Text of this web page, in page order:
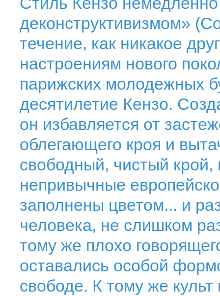
деконструктивизмом»
течение, как никакое
настроениям нового
парижских молодежных
десятилетие Кензо.
он избавляется от
облегающего кроя и
свободный, чистый
непривычные
заполнены цветом... и
человека, не слишком
тому же плохо
оставались особой
свободе. К тому же